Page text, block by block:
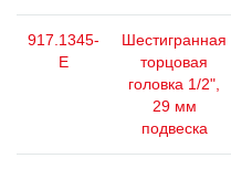
917.1345-
E
Шестигранная
торцовая
головка 1/2",
29 мм
подвеска